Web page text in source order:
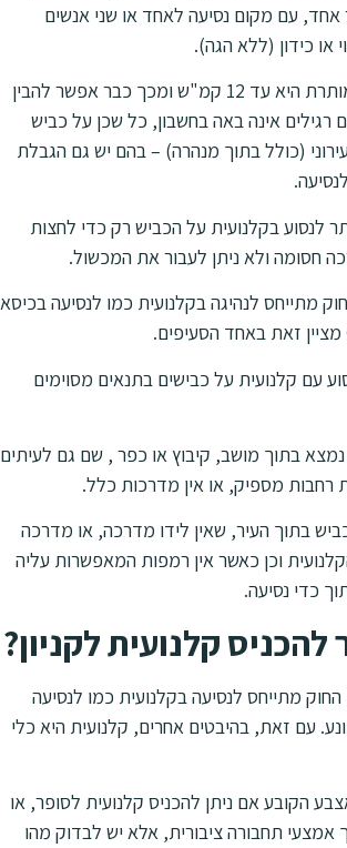
עם מקום נסיעה לאחד או שני אנשים
או כידון (ללא הגה).
מהירות הנסיעה המותרת היא עד 12 קמ"ש ומכך כבר אפשר להבין
רגילים אינה באה בחשבון, כל שכן על כביש
(כולל בתוך מנהרה) – בהם יש גם הגבלת
לנסוע בקלנועית על הכביש רק כדי לחצות
חסומה ולא ניתן לעבור את המכשול.
מתייחס לנהיגה בקלנועית כמו לנסיעה בכיסא
זאת באחד הסעיפים.
עם קלנועית על כבישים בתנאים מסוימים
בתוך מושב, קיבוץ או כפר , שם גם לעיתים
רחבות מספיק, או אין מדרכות כלל.
בתוך העיר, שאין לידו מדרכה, או מדרכה
וכן כאשר אין רמפות המאפשרות עליה
כדי נסיעה.
קלנועית לקניון?
מתייחס לנסיעה בקלנועית כמו לנסיעה
עם זאת, בהיבטים אחרים, קלנועית היא כלי
הקובע אם ניתן להכניס קלנועית לסופר, או
אמצעי תחבורה ציבורית, אלא יש לבדוק מהו